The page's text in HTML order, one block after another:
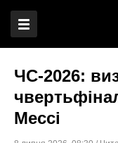
ЧС-2026:
Мессі